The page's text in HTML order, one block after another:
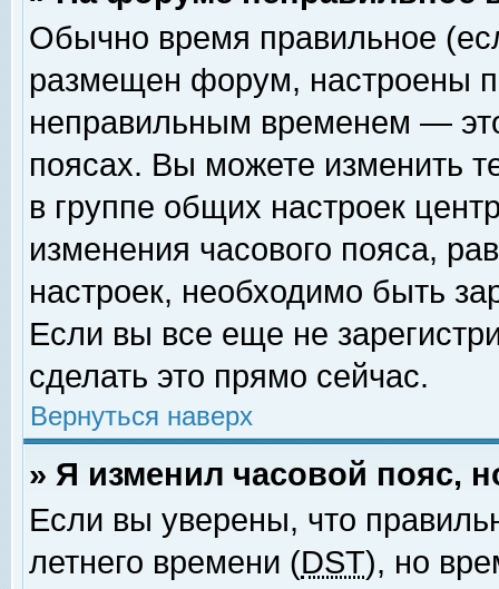
Обычно время правильное
размещен форум, настроены
неправильным временем —
поясах. Вы можете изменить
в группе общих настроек
изменения часового пояса,
настроек, необходимо быть
Если вы все еще не
сделать это прямо сейчас.
Вернуться наверх
» Я изменил часовой пояс,
Если вы уверены, что
летнего времени (DST), но